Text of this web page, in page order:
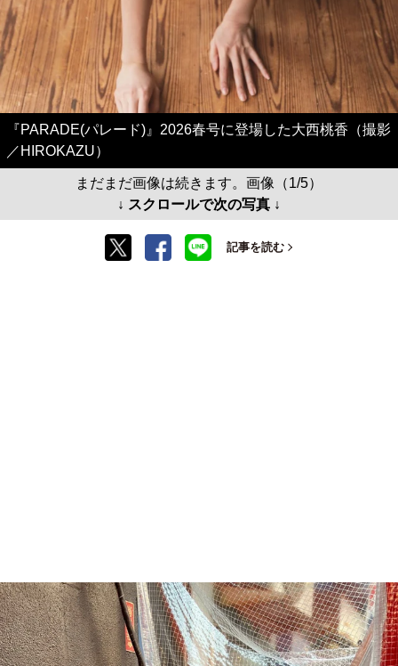
『PARADE(パレード)』2026春号に登場した大西桃香（撮影
／HIROKAZU）
まだまだ画像は続きます。画像（1/5）
↓ スクロールで次の写真 ↓
記事を読む